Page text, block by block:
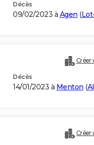
Décès
09/02/2023 à Agen (
Créer
Décès
14/01/2023 à Menton (
Créer